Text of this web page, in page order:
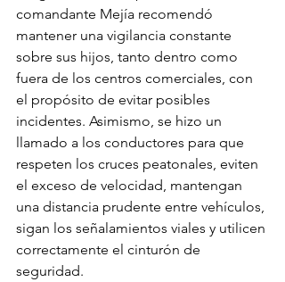
comandante Mejía recomendó
mantener una vigilancia constante
sobre sus hijos, tanto dentro como
fuera de los centros comerciales, con
el propósito de evitar posibles
incidentes. Asimismo, se hizo un
llamado a los conductores para que
respeten los cruces peatonales, eviten
el exceso de velocidad, mantengan
una distancia prudente entre vehículos,
sigan los señalamientos viales y utilicen
correctamente el cinturón de
seguridad.